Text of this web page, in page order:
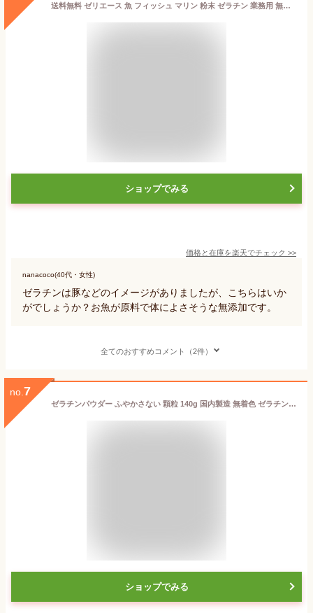
送料無料 ゼリエース 魚 フィッシュ マリン 粉末 ゼラチン 業務用 無添加 無着色 お菓子 製菓材料 ゼリー ババロア ムース プリン 冷菓 おやつ 料理 〔ゼラチンファインメッシュF 300g×3個セット〕
ショップでみる
価格と在庫を楽天でチェック >>
nanacoco(40代・女性)
ゼラチンは豚などのイメージがありましたが、こちらはいか
がでしょうか？お魚が原料で体によさそうな無添加です。
全てのおすすめコメント（2件）
no. 7
ゼラチンパウダー ふやかさない 顆粒 140g 国内製造 無着色 ゼラチン お菓子 製菓材料 ゼリー ババロア ムース プリン 冷菓 おやつ 料理 食品添加物 無添加 国産
ショップでみる